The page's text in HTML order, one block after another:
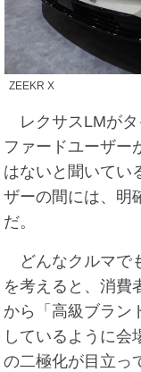
ZEEKR X
レクサスLMがタ
ファードユーザー
はないと聞いてい
ザーの間には、明
だ。
どんなクルマで
を考えると、消費
から「高級ブラン
しているように会
の二極化が目立っ